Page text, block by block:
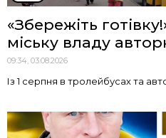
«Збережіть
міську владу
09:34, 03.08.2026
Із 1 серпня в тролейбусах та